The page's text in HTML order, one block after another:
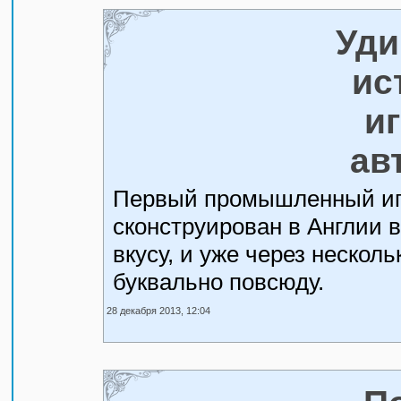
Первый промышленный
сконструирован в Англии
вкусу, и уже через
буквально повсюду.
28 декабря 2013, 12:04